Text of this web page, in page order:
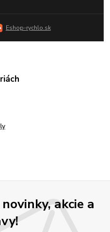
Eshop-rychlo.sk
akcie a